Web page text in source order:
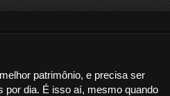
patrimônio, e precisa ser
por dia. É isso aí, mesmo quando